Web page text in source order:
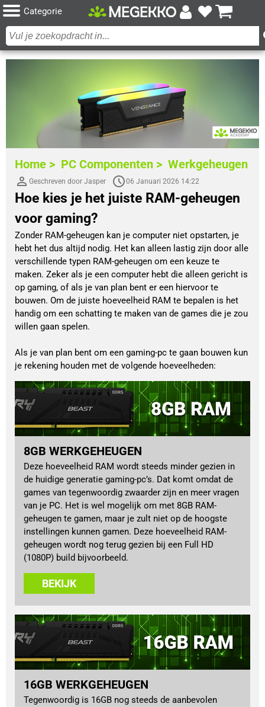
Categorie
Home > PC Componenten > Werkgeheugen
Geschreven door Jasper 06 Januari 2026 14:22
Hoe kies je het juiste RAM-geheugen
voor gaming?
Zonder RAM-geheugen kan je computer niet opstarten, je
hebt het dus altijd nodig. Het kan alleen lastig zijn door alle
verschillende typen RAM-geheugen om een keuze te
maken. Zeker als je een computer hebt die alleen gericht is
op gaming, of als je van plan bent er een hiervoor te
bouwen. Om de juiste hoeveelheid RAM te bepalen is het
handig om een schatting te maken van de games die je zou
willen gaan spelen.
Als je van plan bent om een gaming-pc te gaan bouwen kun
je rekening houden met de volgende hoeveelheden:
8GB WERKGEHEUGEN
Deze hoeveelheid RAM wordt steeds minder gezien in
de huidige generatie gaming-pc’s. Dat komt omdat de
games van tegenwoordig zwaarder zijn en meer vragen
van je PC. Het is wel mogelijk om met 8GB RAM-
geheugen te gamen, maar je zult niet op de hoogste
instellingen kunnen gamen. Deze hoeveelheid RAM-
geheugen wordt nog terug gezien bij een Full HD
(1080P) build bijvoorbeeld.
BEKIJK
16GB WERKGEHEUGEN
Tegenwoordig is 16GB nog steeds de aanbevolen